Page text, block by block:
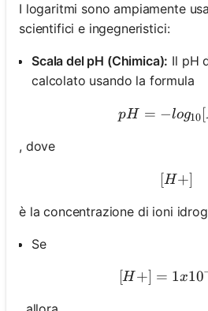
I logaritmi sono ampiamente
scientifici e ingegneristici:
Scala del pH (Chimica): Il pH
calcolato usando la formula
pH
pH = −log10 [
, dove
[H+]
[H+]
è la concentrazione di ioni
Se
[H+]
[H +] = 1x10